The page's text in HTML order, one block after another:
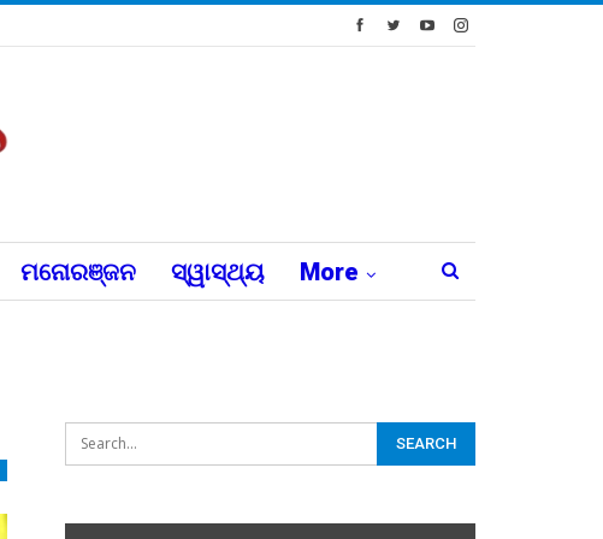
ମନୋରଞ୍ଜନ ସ୍ୱାସ୍ଥ୍ୟ More